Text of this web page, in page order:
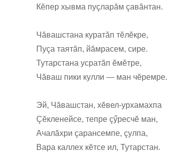
Кĕпер хывма пуçларăм çавăнтан.
Чăвашстана куратăп тĕлĕкре,
Пуçа таятăп, йăмрасем, сире.
Тутарстана усратăп ĕмĕтре,
Чăваш пики кулли — ман чĕремре.
Эй, Чăвашстан, хĕвел-урхамахпа
Çĕкленейсе, тепре çӳресчĕ ман,
Ачалăхри çарансемпе, çулпа,
Вара каллех кĕтсе ил, Тутарстан.